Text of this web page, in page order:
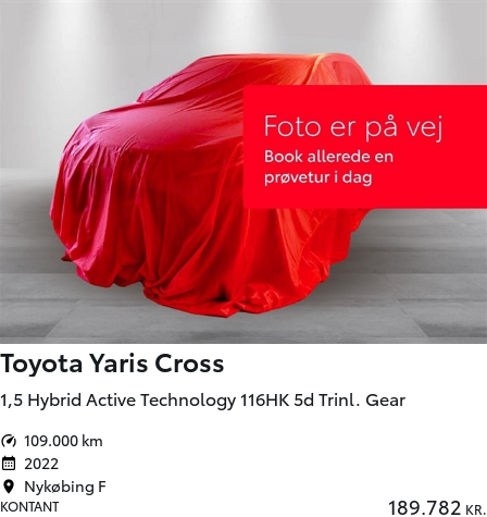
Toyota Yaris Cross
1,5 Hybrid Active Technology 116HK 5d Trinl. Gear
109.000 km
2022
Nykøbing F
KONTANT 189.782 KR.